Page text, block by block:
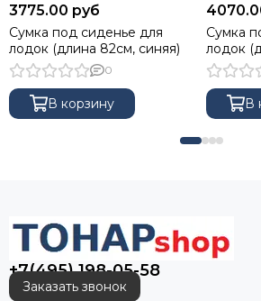
3775.00 руб
Сумка под сиденье для
лодок (длина 82см, синяя)
0
В корзину
Сумка
лодок
В
+7(495) 198-05-58
Заказать звонок